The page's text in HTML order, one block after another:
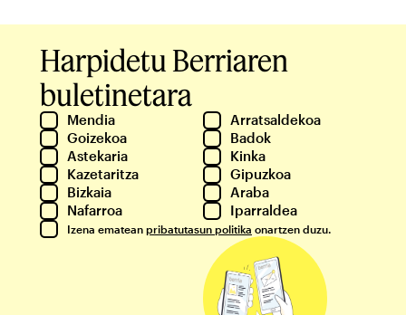
Harpidetu Berriaren
buletinetara
Mendia
Arratsaldekoa
Goizekoa
Badok
Astekaria
Kinka
Kazetaritza
Gipuzkoa
Bizkaia
Araba
Nafarroa
Iparraldea
Izena ematean pribatutasun politika onartzen duzu.